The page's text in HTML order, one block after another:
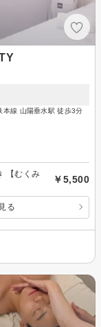
本線 山陽垂水駅 徒歩3分
【むくみ
￥5,500
る